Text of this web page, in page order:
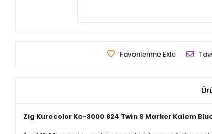
Favorilerime Ekle
Zig Kurecolor Kc-3000 824 Twin S Marker Kalem